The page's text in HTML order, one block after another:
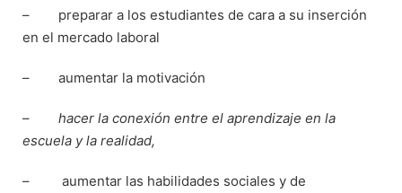
– preparar a los estudiantes de cara a su inserción
en el mercado laboral
– aumentar la motivación
– hacer la conexión entre el aprendizaje en la
escuela y la realidad,
–
aumentar las habilidades sociales y de